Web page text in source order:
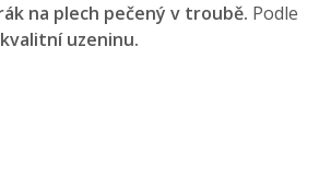
na plech pečený v troubě. Podle
kvalitní uzeninu.